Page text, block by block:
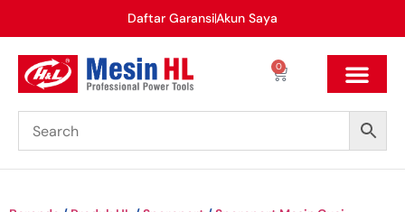
Daftar GaransiAkun Saya
0